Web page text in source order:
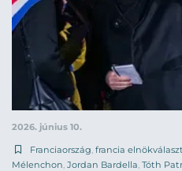
2026. június 10.
Franciaország francia
Mélenchon Jordan Bardella Tóth